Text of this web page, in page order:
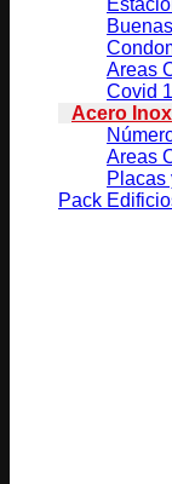
Areas
Covid
Acero
Areas
Placas
Pack